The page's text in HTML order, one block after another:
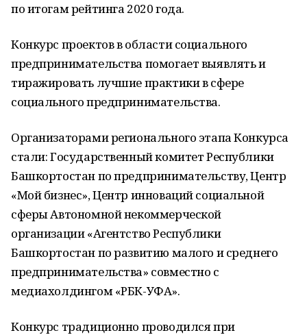
по итогам рейтинга 2020 года.
Конкурс проектов в области социального
предпринимательства помогает выявлять и
тиражировать лучшие практики в сфере
социального предпринимательства.
Организаторами регионального этапа Конкурса
стали: Государственный комитет Республики
Башкортостан по предпринимательству, Центр
«Мой бизнес», Центр инноваций социальной
сферы Автономной некоммерческой
организации «Агентство Республики
Башкортостан по развитию малого и среднего
предпринимательства» совместно с
медиахолдингом «РБК-УФА».
Конкурс традиционно проводился при